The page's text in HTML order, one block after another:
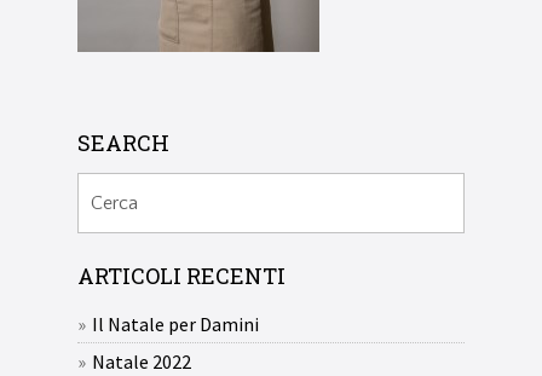
SEARCH
ARTICOLI RECENTI
Il Natale per Damini
Natale 2022